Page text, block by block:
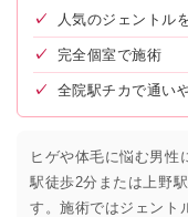
✓ 人気のジェントル
✓ 完全個室で施術
✓ 全院駅チカで通い
ヒゲや体毛に悩む男性
駅徒歩2分または上野
す。施術ではジェント